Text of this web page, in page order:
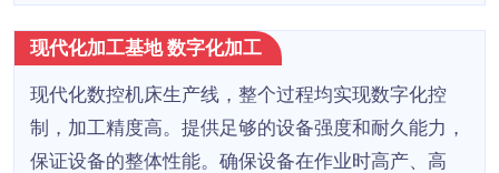
现代化加工基地 数字化加工
现代化数控机床生产线，整个过程均实现数字化控
制，加工精度高。提供足够的设备强度和耐久能力，
保证设备的整体性能。确保设备在作业时高产、高